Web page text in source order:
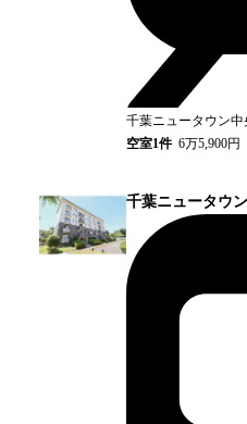
千葉ニュータウン中
空室1件 6万5,900円
千葉ニュータウ